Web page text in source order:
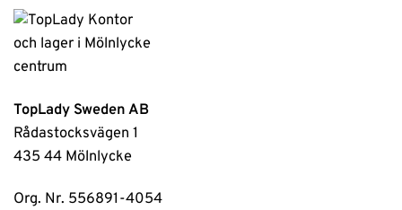
TopLady Sweden AB
Rådastocksvägen 1
435 44 Mölnlycke
Org. Nr. 556891-4054